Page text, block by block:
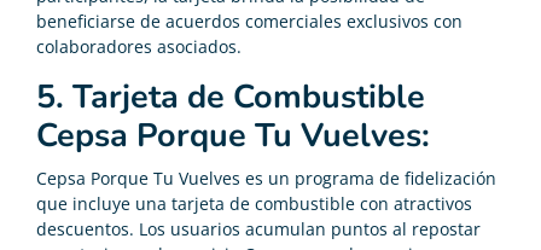
beneficiarse de acuerdos comerciales exclusivos con
colaboradores asociados.
5. Tarjeta de Combustible
Cepsa Porque Tu Vuelves:
Cepsa Porque Tu Vuelves es un programa de fidelización
que incluye una tarjeta de combustible con atractivos
descuentos. Los usuarios acumulan puntos al repostar